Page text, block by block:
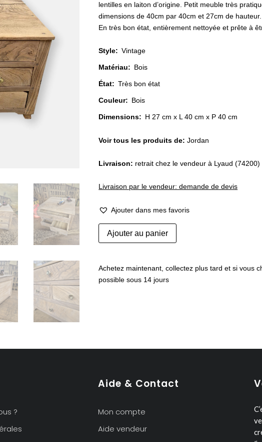
lentilles en laiton d’origine. Petit meuble très
dimensions de 40cm par 40cm et 27cm de hauteur.
En très bon état, entièrement nettoyée et prête à
Style: Vintage
Matériau: Bois
État: Très bon état
Couleur: Bois
Dimensions: H 27 cm x L 40 cm x P 40 cm
Voir tous les produits de:Jordan
Livraison: retrait chez le vendeur à Lyaud (74200)
Livraison par le vendeur: demande de devis
Ajouter dans mes favoris
quantité
de
maîtrise
Ajouter au panier
Achetez maintenant, collectez plus tard et si vous
possible sous 14 jours
?
Aide & Contact
Mon compte
Aide vendeur